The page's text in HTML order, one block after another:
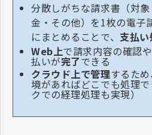
分散しがちな請求書（対
金・その他）を1枚の電子
にまとめることで、支払
Web上で請求内容の確認
払いが完了できる
クラウド上で管理するた
境があればどこでも処理
クでの経理処理も実現）